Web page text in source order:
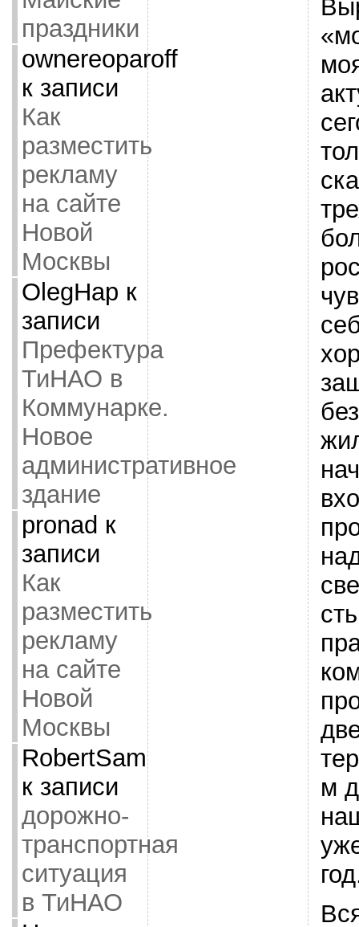
праздники
ownereoparoff
к записи
Как
разместить
рекламу
на сайте
Новой
Москвы
OlegHap к
записи
Префектура
ТиНАО в
Коммунарке.
Новое
административное
здание
pronad к
записи
Как
разместить
рекламу
на сайте
Новой
Москвы
RobertSam
к записи
дорожно-
транспортная
ситуация
в ТиНАО
м